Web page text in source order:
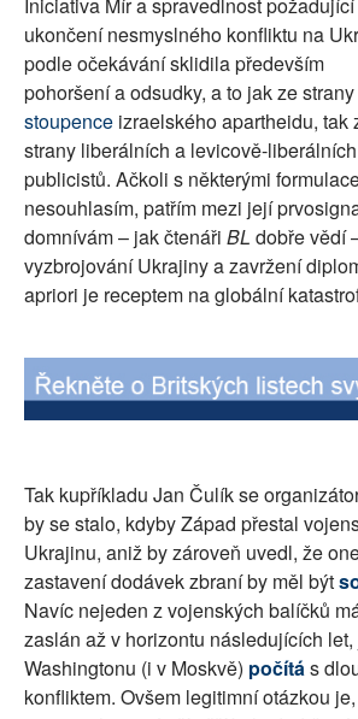
SOCIÁLNÍ SÍTĚ
RUBRIKY
PLNÁ VERZE STRÁNEK
ukončení nesmyslného konfliktu na
podle očekávání sklidila především
pohoršení a odsudky, a to jak ze strany
stoupence izraelského apartheidu, tak
strany liberálních a levicově-liberálních
publicistů. Ačkoli s některými
nesouhlasím, patřím mezi její
domnívám – jak čtenáři BL dobře vědí
vyzbrojování Ukrajiny a zavržení
apriori je receptem na globální
Tak kupříkladu Jan Čulík se
by se stalo, kdyby Západ přestal
Ukrajinu, aniž by zároveň uvedl, že
zastavení dodávek zbraní by měl být
Navíc nejeden z vojenských balíčků
zaslán až v horizontu následujících
Washingtonu (i v Moskvě) počítás
konfliktem. Ovšem legitimní otázkou